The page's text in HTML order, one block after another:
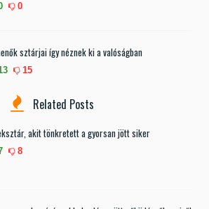
0
sztárjai így néznek ki a valóságban
15
Related Posts
akit tönkretett a gyorsan jött siker
8